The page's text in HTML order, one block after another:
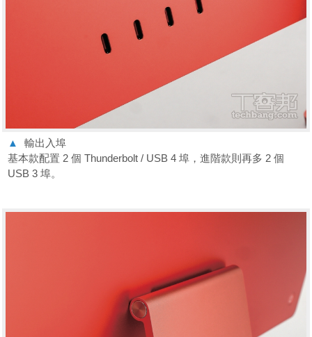
▲
輸出入埠
基本款配置 2 個 Thunderbolt / USB 4 埠，進階款則再多 2 個
USB 3 埠。